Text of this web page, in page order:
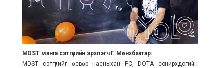
MOST манга сэтгүүлийн эрхлэгч Г.Мөнхбаатар:
MOST сэтгүүлийг өсвөр насныхан PC, DOTA сонирхдогийн